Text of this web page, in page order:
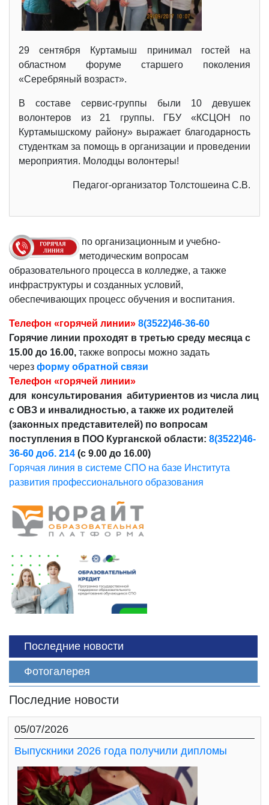
29 сентября Куртамыш принимал гостей на
областном форуме старшего поколения
«Серебряный возраст».
В составе сервис-группы были 10 девушек
волонтеров из 21 группы. ГБУ «КСЦОН по
Куртамышскому району» выражает благодарность
студенткам за помощь в организации и проведении
мероприятия. Молодцы волонтеры!
Педагог-организатор Толстошеина С.В.
по организационным и учебно-
методическим вопросам
образовательного процесса в колледже, а также
инфраструктуры и созданных условий,
обеспечивающих процесс обучения и воспитания.
Телефон «горячей линии» 8(3522)46-36-60
Горячие линии проходят в третью среду месяца с
15.00 до 16.00, также вопросы можно задать
через форму обратной связи
Телефон «горячей линии»
для консультирования абитуриентов из числа лиц
с ОВЗ и инвалидностью, а также их родителей
(законных представителей) по вопросам
поступления в ПОО Курганской области: 8(3522)46-
36-60 доб. 214 (с 9.00 до 16.00)
Горячая линия в системе СПО на базе Института
развития профессионального образования
Последние новости
Фотогалерея
Последние новости
05/07/2026
Выпускники 2026 года получили дипломы